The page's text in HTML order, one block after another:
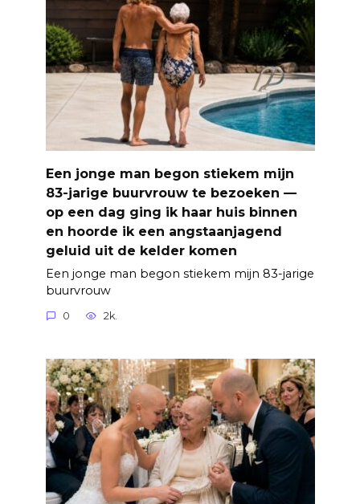
Een jonge man begon stiekem mijn
83-jarige buurvrouw te bezoeken —
op een dag ging ik haar huis binnen
en hoorde ik een angstaanjagend
geluid uit de kelder komen
Een jonge man begon stiekem mijn 83-jarige
buurvrouw
0 2k.